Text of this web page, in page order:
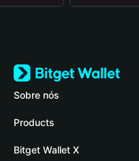
Sobre nós
Bitget Wallet
Blog
Products
Crypto Card
Bitget Wallet X